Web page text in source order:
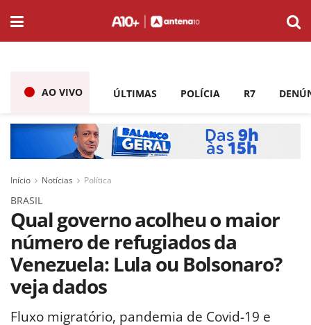
AO VIVO ÚLTIMAS POLÍCIA R7
Início Notícias Política
BRASIL
Qual governo acolheu o maior
número de refugiados da
Venezuela: Lula ou Bolsonaro?
veja dados
Fluxo migratório, pandemia de Covid-19 e